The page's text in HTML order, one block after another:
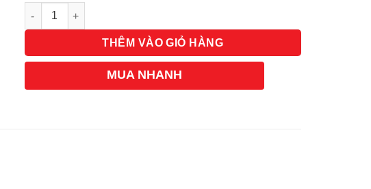
Số lượng
THÊM VÀO GIỎ HÀNG
MUA NHANH